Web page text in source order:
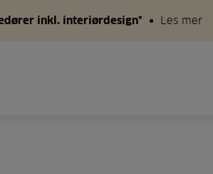
inkl. interiørdesign* Les mer